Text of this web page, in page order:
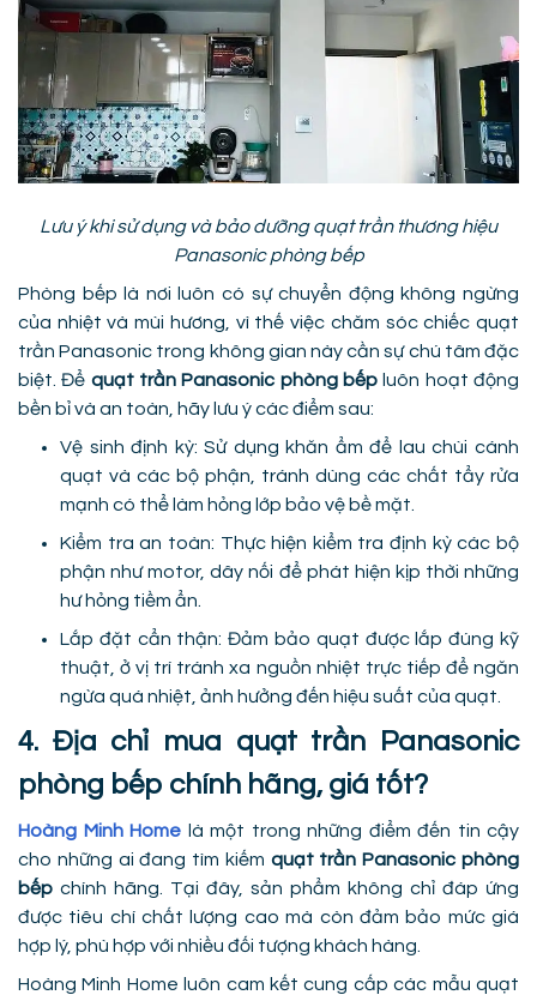
Lưu ý khi sử dụng và bảo dưỡng quạt trần thương hiệu
Panasonic phòng bếp
Phòng bếp là nơi luôn có sự chuyển động không ngừng
của nhiệt và mùi hương, vì thế việc chăm sóc chiếc quạt
trần Panasonic trong không gian này cần sự chú tâm đặc
biệt. Để quạt trần Panasonic phòng bếp luôn hoạt động
bền bỉ và an toàn, hãy lưu ý các điểm sau:
Vệ sinh định kỳ: Sử dụng khăn ẩm để lau chùi cánh
quạt và các bộ phận, tránh dùng các chất tẩy rửa
mạnh có thể làm hỏng lớp bảo vệ bề mặt.
Kiểm tra an toàn: Thực hiện kiểm tra định kỳ các bộ
phận như motor, dây nối để phát hiện kịp thời những
hư hỏng tiềm ẩn.
Lắp đặt cẩn thận: Đảm bảo quạt được lắp đúng kỹ
thuật, ở vị trí tránh xa nguồn nhiệt trực tiếp để ngăn
ngừa quá nhiệt, ảnh hưởng đến hiệu suất của quạt.
4. Địa chỉ mua quạt trần Panasonic
phòng bếp chính hãng, giá tốt?
Hoàng Minh Home là một trong những điểm đến tin cậy
cho những ai đang tìm kiếm quạt trần Panasonic phòng
bếp chính hãng. Tại đây, sản phẩm không chỉ đáp ứng
được tiêu chí chất lượng cao mà còn đảm bảo mức giá
hợp lý, phù hợp với nhiều đối tượng khách hàng.
Hoàng Minh Home luôn cam kết cung cấp các mẫu quạt